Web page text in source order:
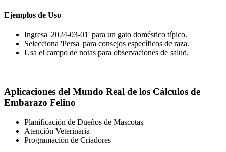
Ejemplos de Uso
Ingresa '2024-03-01' para un gato doméstico típico.
Selecciona 'Persa' para consejos específicos de raza.
Usa el campo de notas para observaciones de salud.
Aplicaciones del Mundo Real de los Cálculos de
Embarazo Felino
Planificación de Dueños de Mascotas
Atención Veterinaria
Programación de Criadores